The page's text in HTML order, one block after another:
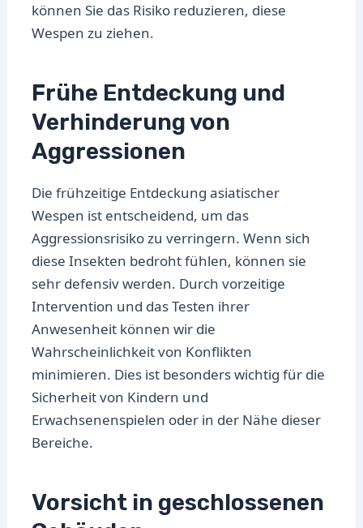
können Sie das Risiko reduzieren, diese
Wespen zu ziehen.
Frühe Entdeckung und
Verhinderung von
Aggressionen
Die frühzeitige Entdeckung asiatischer
Wespen ist entscheidend, um das
Aggressionsrisiko zu verringern. Wenn sich
diese Insekten bedroht fühlen, können sie
sehr defensiv werden. Durch vorzeitige
Intervention und das Testen ihrer
Anwesenheit können wir die
Wahrscheinlichkeit von Konflikten
minimieren. Dies ist besonders wichtig für die
Sicherheit von Kindern und
Erwachsenenspielen oder in der Nähe dieser
Bereiche.
Vorsicht in geschlossenen